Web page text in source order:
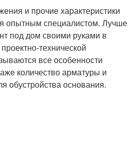
и прочие характеристики
опытным специалистом. Лучше
под дом своими руками в
технической
все особенности
количество арматуры и
обустройства основания.